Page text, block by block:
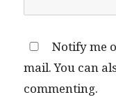
Notify me
mail. You can
commenting.